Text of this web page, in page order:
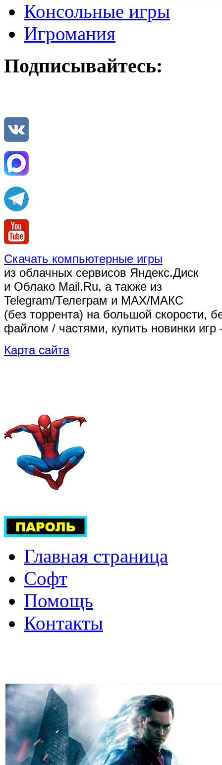
Консольные игры
Игромания
Подписывайтесь:
Скачать компьютерные игры
из облачных сервисов Яндекс.Диск
и Облако Mail.Ru, а также из
Telegram/Телеграм и MAX/МАКС
(без торрента) на большой скорости,
файлом / частями, купить новинки
Карта сайта
Главная страница
Софт
Помощь
Контакты